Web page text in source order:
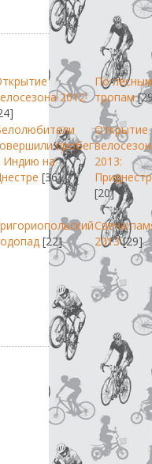
2012
По лесным
тропам
пробег
Индию на
[36]
Открытие
2013:
[20]
[22]
Свеча
2013 [29]